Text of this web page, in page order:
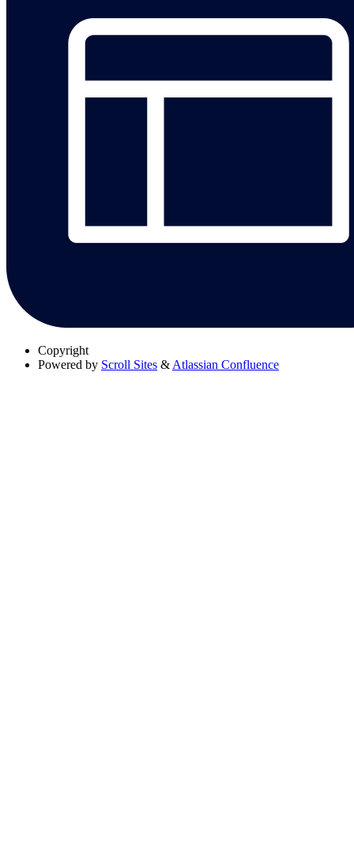
Copyright
Powered by Scroll Sites & Atlassian Confluence